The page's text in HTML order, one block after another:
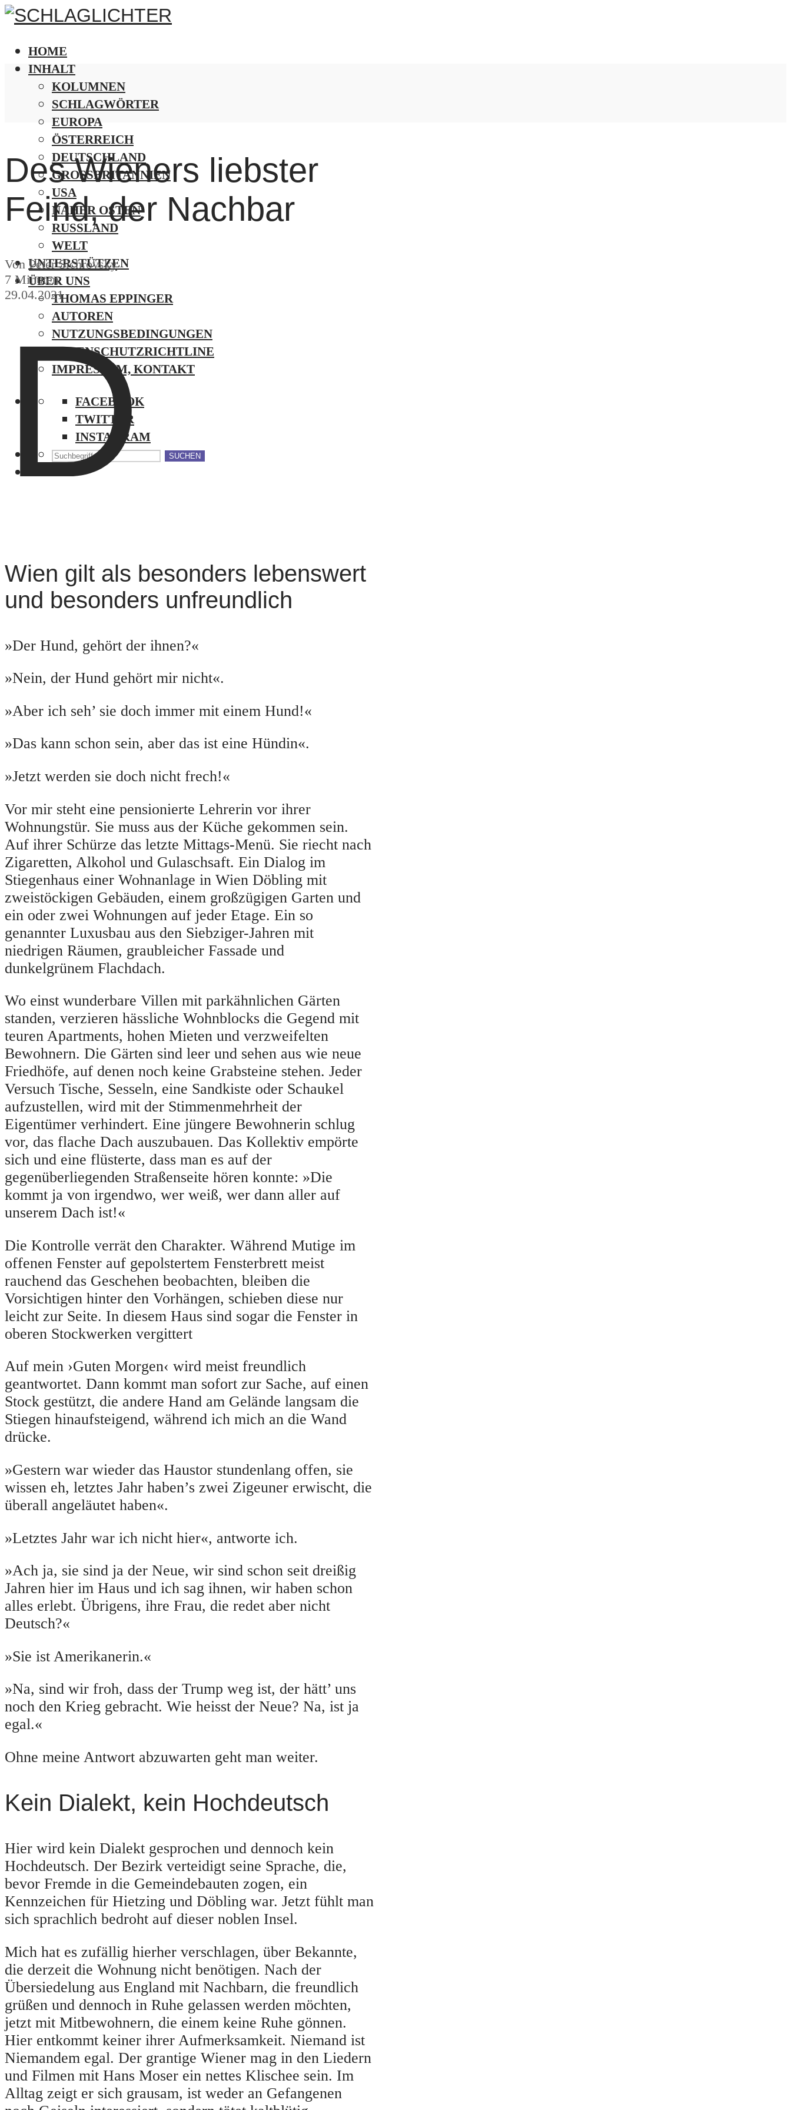
HOME
INHALT
KOLUMNEN
SCHLAGWÖRTER
EUROPA
ÖSTERREICH
DEUTSCHLAND
GROSSBRITANNIEN
USA
NAHER OSTEN
RUSSLAND
WELT
UNTERSTÜTZEN
ÜBER UNS
THOMAS EPPINGER
AUTOREN
NUTZUNGSBEDINGUNGEN
DATENSCHUTZRICHTLINE
IMPRESSUM, KONTAKT
FACEBOOK
TWITTER
INSTAGRAM
SUCHEN
Des Wieners liebster
Feind, der Nachbar
VonPeter Sichrovsky
7 Minuten
29.04.2021
D
Wien gilt als besonders lebenswert
und besonders unfreundlich
»Der Hund, gehört der ihnen?«
»Nein, der Hund gehört mir nicht«.
»Aber ich seh’ sie doch immer mit einem Hund!«
»Das kann schon sein, aber das ist eine Hündin«.
»Jetzt werden sie doch nicht frech!«
Vor mir steht eine pensionierte Lehrerin vor ihrer
Wohnungstür. Sie muss aus der Küche gekommen sein.
Auf ihrer Schürze das letzte Mittags-Menü. Sie riecht nach
Zigaretten, Alkohol und Gulaschsaft. Ein Dialog im
Stiegenhaus einer Wohnanlage in Wien Döbling mit
zweistöckigen Gebäuden, einem großzügigen Garten und
ein oder zwei Wohnungen auf jeder Etage. Ein so
genannter Luxusbau aus den Siebziger-Jahren mit
niedrigen Räumen, graubleicher Fassade und
dunkelgrünem Flachdach.
Wo einst wunderbare Villen mit parkähnlichen Gärten
standen, verzieren hässliche Wohnblocks die Gegend mit
teuren Apartments, hohen Mieten und verzweifelten
Bewohnern. Die Gärten sind leer und sehen aus wie neue
Friedhöfe, auf denen noch keine Grabsteine stehen. Jeder
Versuch Tische, Sesseln, eine Sandkiste oder Schaukel
aufzustellen, wird mit der Stimmenmehrheit der
Eigentümer verhindert. Eine jüngere Bewohnerin schlug
vor, das flache Dach auszubauen. Das Kollektiv empörte
sich und eine flüsterte, dass man es auf der
gegenüberliegenden Straßenseite hören konnte: »Die
kommt ja von irgendwo, wer weiß, wer dann aller auf
unserem Dach ist!«
Die Kontrolle verrät den Charakter. Während Mutige im
offenen Fenster auf gepolstertem Fensterbrett meist
rauchend das Geschehen beobachten, bleiben die
Vorsichtigen hinter den Vorhängen, schieben diese nur
leicht zur Seite. In diesem Haus sind sogar die Fenster in
oberen Stockwerken vergittert
Auf mein ›Guten Morgen‹ wird meist freundlich
geantwortet. Dann kommt man sofort zur Sache, auf einen
Stock gestützt, die andere Hand am Gelände langsam die
Stiegen hinaufsteigend, während ich mich an die Wand
drücke.
»Gestern war wieder das Haustor stundenlang offen, sie
wissen eh, letztes Jahr haben’s zwei Zigeuner erwischt, die
überall angeläutet haben«.
»Letztes Jahr war ich nicht hier«, antworte ich.
»Ach ja, sie sind ja der Neue, wir sind schon seit dreißig
Jahren hier im Haus und ich sag ihnen, wir haben schon
alles erlebt. Übrigens, ihre Frau, die redet aber nicht
Deutsch?«
»Sie ist Amerikanerin.«
»Na, sind wir froh, dass der Trump weg ist, der hätt’ uns
noch den Krieg gebracht. Wie heisst der Neue? Na, ist ja
egal.«
Ohne meine Antwort abzuwarten geht man weiter.
Kein Dialekt, kein Hochdeutsch
Hier wird kein Dialekt gesprochen und dennoch kein
Hochdeutsch. Der Bezirk verteidigt seine Sprache, die,
bevor Fremde in die Gemeindebauten zogen, ein
Kennzeichen für Hietzing und Döbling war. Jetzt fühlt man
sich sprachlich bedroht auf dieser noblen Insel.
Mich hat es zufällig hierher verschlagen, über Bekannte,
die derzeit die Wohnung nicht benötigen. Nach der
Übersiedelung aus England mit Nachbarn, die freundlich
grüßen und dennoch in Ruhe gelassen werden möchten,
jetzt mit Mitbewohnern, die einem keine Ruhe gönnen.
Hier entkommt keiner ihrer Aufmerksamkeit. Niemand ist
Niemandem egal. Der grantige Wiener mag in den Liedern
und Filmen mit Hans Moser ein nettes Klischee sein. Im
Alltag zeigt er sich grausam, ist weder an Gefangenen